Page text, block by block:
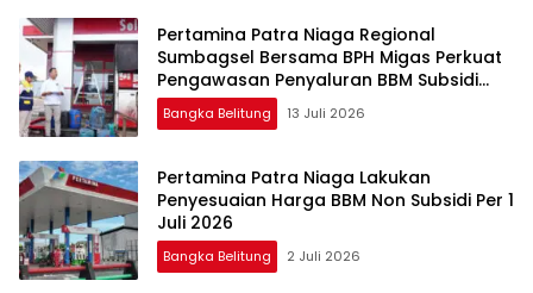
Pertamina Patra Niaga Regional
Sumbagsel Bersama BPH Migas Perkuat
Pengawasan Penyaluran BBM Subsidi
bagi Nelayan melalui Aplikasi XSTAR
Bangka Belitung 13 Juli 2026
Pertamina Patra Niaga Lakukan
Penyesuaian Harga BBM Non Subsidi Per 1
Juli 2026
Bangka Belitung 2 Juli 2026